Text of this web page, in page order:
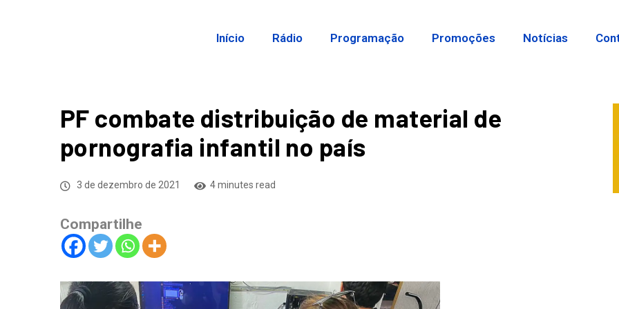
Início Rádio Programação Promoções Notícias
PF combate distribuição de material de
pornografia infantil no país
3 de dezembro de 2021 4 minutes read
Compartilhe